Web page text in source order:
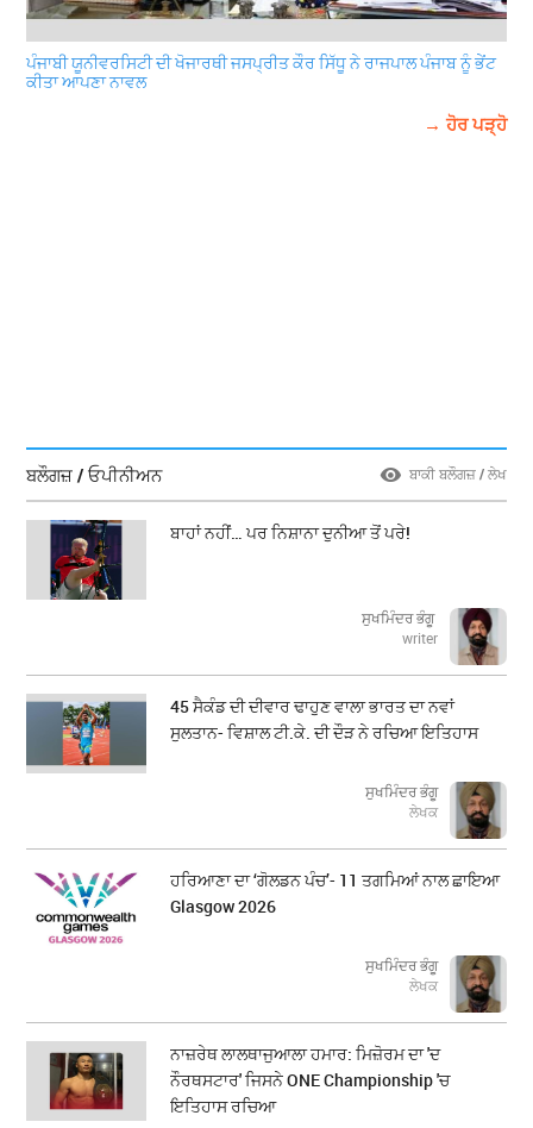
ਪੰਜਾਬੀ ਯੂਨੀਵਰਸਿਟੀ ਦੀ ਖੋਜਾਰਥੀ ਜਸਪ੍ਰੀਤ ਕੌਰ ਸਿੱਧੂ ਨੇ ਰਾਜਪਾਲ ਪੰਜਾਬ ਨੂੰ ਭੇਂਟ
ਕੀਤਾ ਆਪਣਾ ਨਾਵਲ
→ ਹੋਰ ਪੜ੍ਹੋ
ਬਲੌਗਜ਼ / ਓਪੀਨੀਅਨ ਬਾਕੀ ਬਲੌਗਜ਼ / ਲੇਖ
ਬਾਹਾਂ ਨਹੀਂ… ਪਰ ਨਿਸ਼ਾਨਾ ਦੁਨੀਆ ਤੋਂ ਪਰੇ!
ਸੁਖਮਿੰਦਰ ਭੰਗੂ
writer
45 ਸੈਕੰਡ ਦੀ ਦੀਵਾਰ ਢਾਹੁਣ ਵਾਲਾ ਭਾਰਤ ਦਾ ਨਵਾਂ
ਸੁਲਤਾਨ- ਵਿਸ਼ਾਲ ਟੀ.ਕੇ. ਦੀ ਦੌੜ ਨੇ ਰਚਿਆ ਇਤਿਹਾਸ
ਸੁਖਮਿੰਦਰ ਭੰਗੂ
ਲੇਖਕ
ਹਰਿਆਣਾ ਦਾ ‘ਗੋਲਡਨ ਪੰਚ’- 11 ਤਗਮਿਆਂ ਨਾਲ ਛਾਇਆ
Glasgow 2026
ਸੁਖਮਿੰਦਰ ਭੰਗੂ
ਲੇਖਕ
ਨਾਜ਼ਰੇਥ ਲਾਲਥਾਜੁਆਲਾ ਹਮਾਰ: ਮਿਜ਼ੋਰਮ ਦਾ 'ਦ
ਨੌਰਥਸਟਾਰ' ਜਿਸਨੇ ONE Championship 'ਚ
ਇਤਿਹਾਸ ਰਚਿਆ